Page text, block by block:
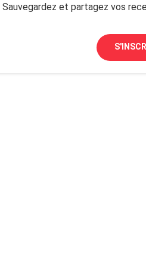
Sauvegardez et partagez vos